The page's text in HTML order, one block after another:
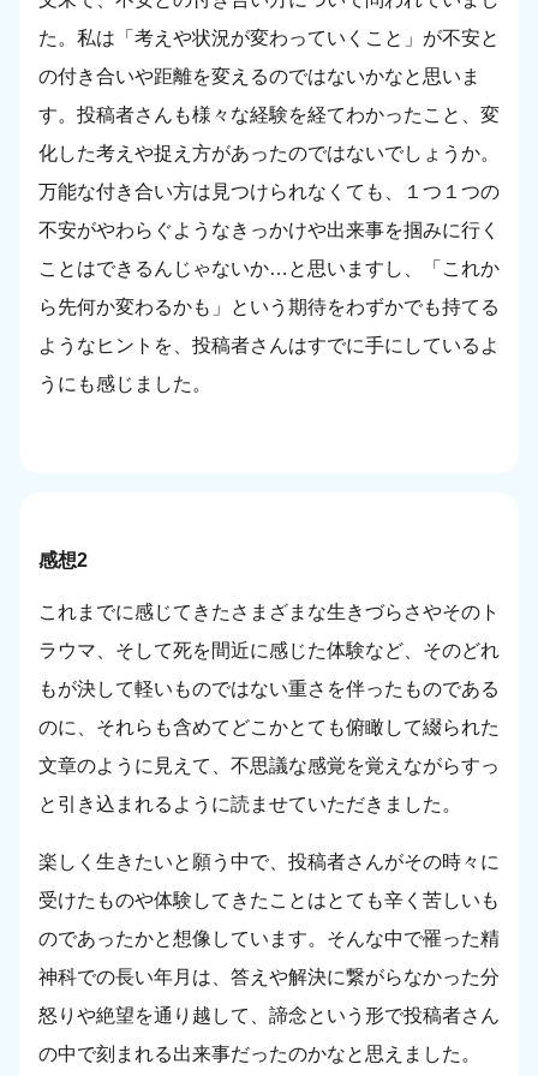
た。私は「考えや状況が変わっていくこと」が不安と
の付き合いや距離を変えるのではないかなと思いま
す。投稿者さんも様々な経験を経てわかったこと、変
化した考えや捉え方があったのではないでしょうか。
万能な付き合い方は見つけられなくても、１つ１つの
不安がやわらぐようなきっかけや出来事を掴みに行く
ことはできるんじゃないか…と思いますし、「これか
ら先何か変わるかも」という期待をわずかでも持てる
ようなヒントを、投稿者さんはすでに手にしているよ
うにも感じました。
感想2
これまでに感じてきたさまざまな生きづらさやそのト
ラウマ、そして死を間近に感じた体験など、そのどれ
もが決して軽いものではない重さを伴ったものである
のに、それらも含めてどこかとても俯瞰して綴られた
文章のように見えて、不思議な感覚を覚えながらすっ
と引き込まれるように読ませていただきました。
楽しく生きたいと願う中で、投稿者さんがその時々に
受けたものや体験してきたことはとても辛く苦しいも
のであったかと想像しています。そんな中で罹った精
神科での長い年月は、答えや解決に繋がらなかった分
怒りや絶望を通り越して、諦念という形で投稿者さん
の中で刻まれる出来事だったのかなと思えました。